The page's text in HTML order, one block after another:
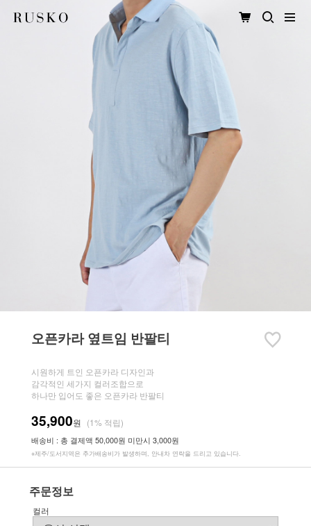
오픈카라 옆트임 반팔티
시원하게 트인 오픈카라 디자인과
감각적인 세가지 컬러조합으로
하나만 입어도 좋은 오픈카라 반팔티
35,900원 (1% 적립)
배송비 : 총 결제액 50,000원 미만시 3,000원
※제주/도서지역은 추가배송비가 발생하며, 안내차 연락을 드리고 있습니다.
주문정보
컬러